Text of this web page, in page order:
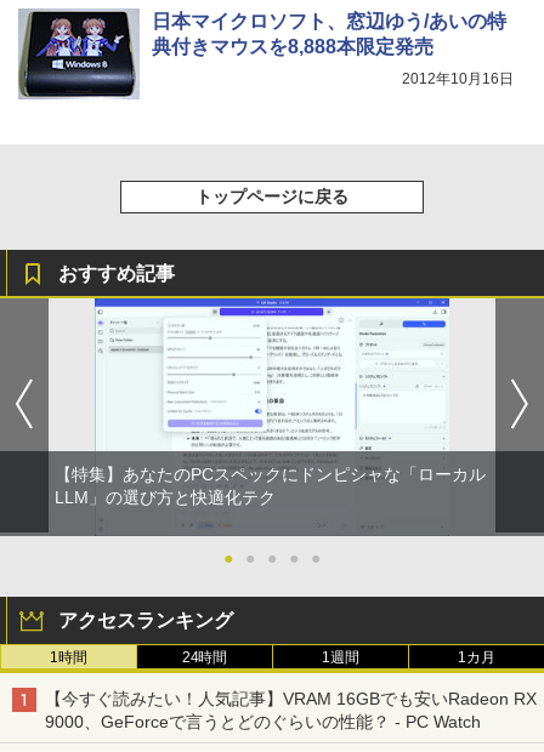
日本マイクロソフト、窓辺ゆう/あいの特
典付きマウスを8,888本限定発売
2012年10月16日
トップページに戻る
おすすめ記事
【特集】あなたのPCスペックにドンピシャな「ローカル
LLM」の選び方と快適化テク
● ● ● ● ●
アクセスランキング
1時間 24時間 1週間 1カ月
【今すぐ読みたい！人気記事】VRAM 16GBでも安いRadeon RX
9000、GeForceで言うとどのぐらいの性能？ - PC Watch